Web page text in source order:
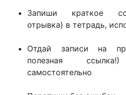
Запиши краткое
отрывка) в тетрадь,
Отдай записи на
полезная
самостоятельно